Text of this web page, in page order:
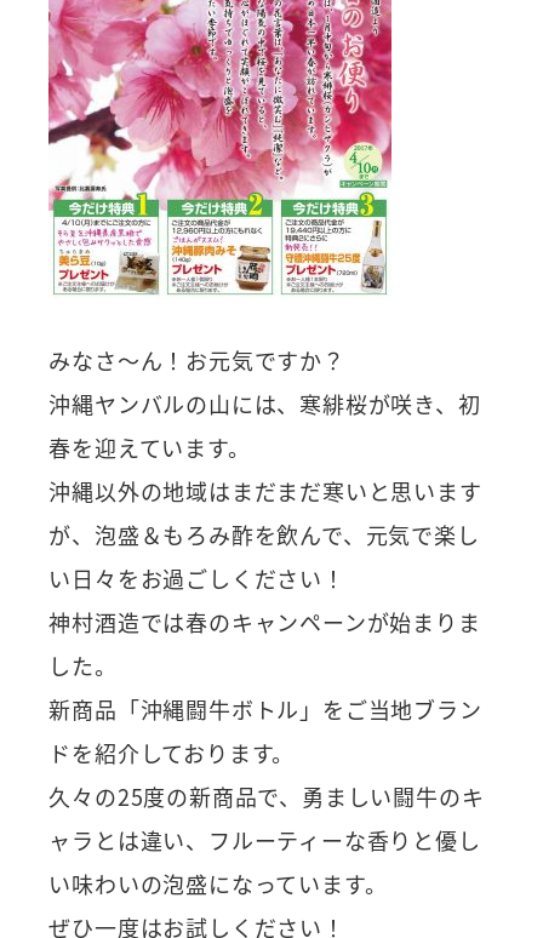
みなさ～ん！お元気ですか？
沖縄ヤンバルの山には、寒緋桜が咲き、初
春を迎えています。
沖縄以外の地域はまだまだ寒いと思います
が、泡盛＆もろみ酢を飲んで、元気で楽し
い日々をお過ごしください！
神村酒造では春のキャンペーンが始まりま
した。
新商品「沖縄闘牛ボトル」をご当地ブラン
ドを紹介しております。
久々の25度の新商品で、勇ましい闘牛のキ
ャラとは違い、フルーティーな香りと優し
い味わいの泡盛になっています。
ぜひ一度はお試しください！